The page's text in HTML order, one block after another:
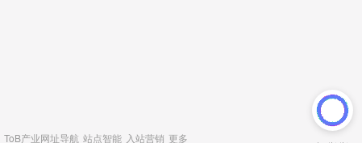
ToB产业网址导航 站点智能 入站营销 更多